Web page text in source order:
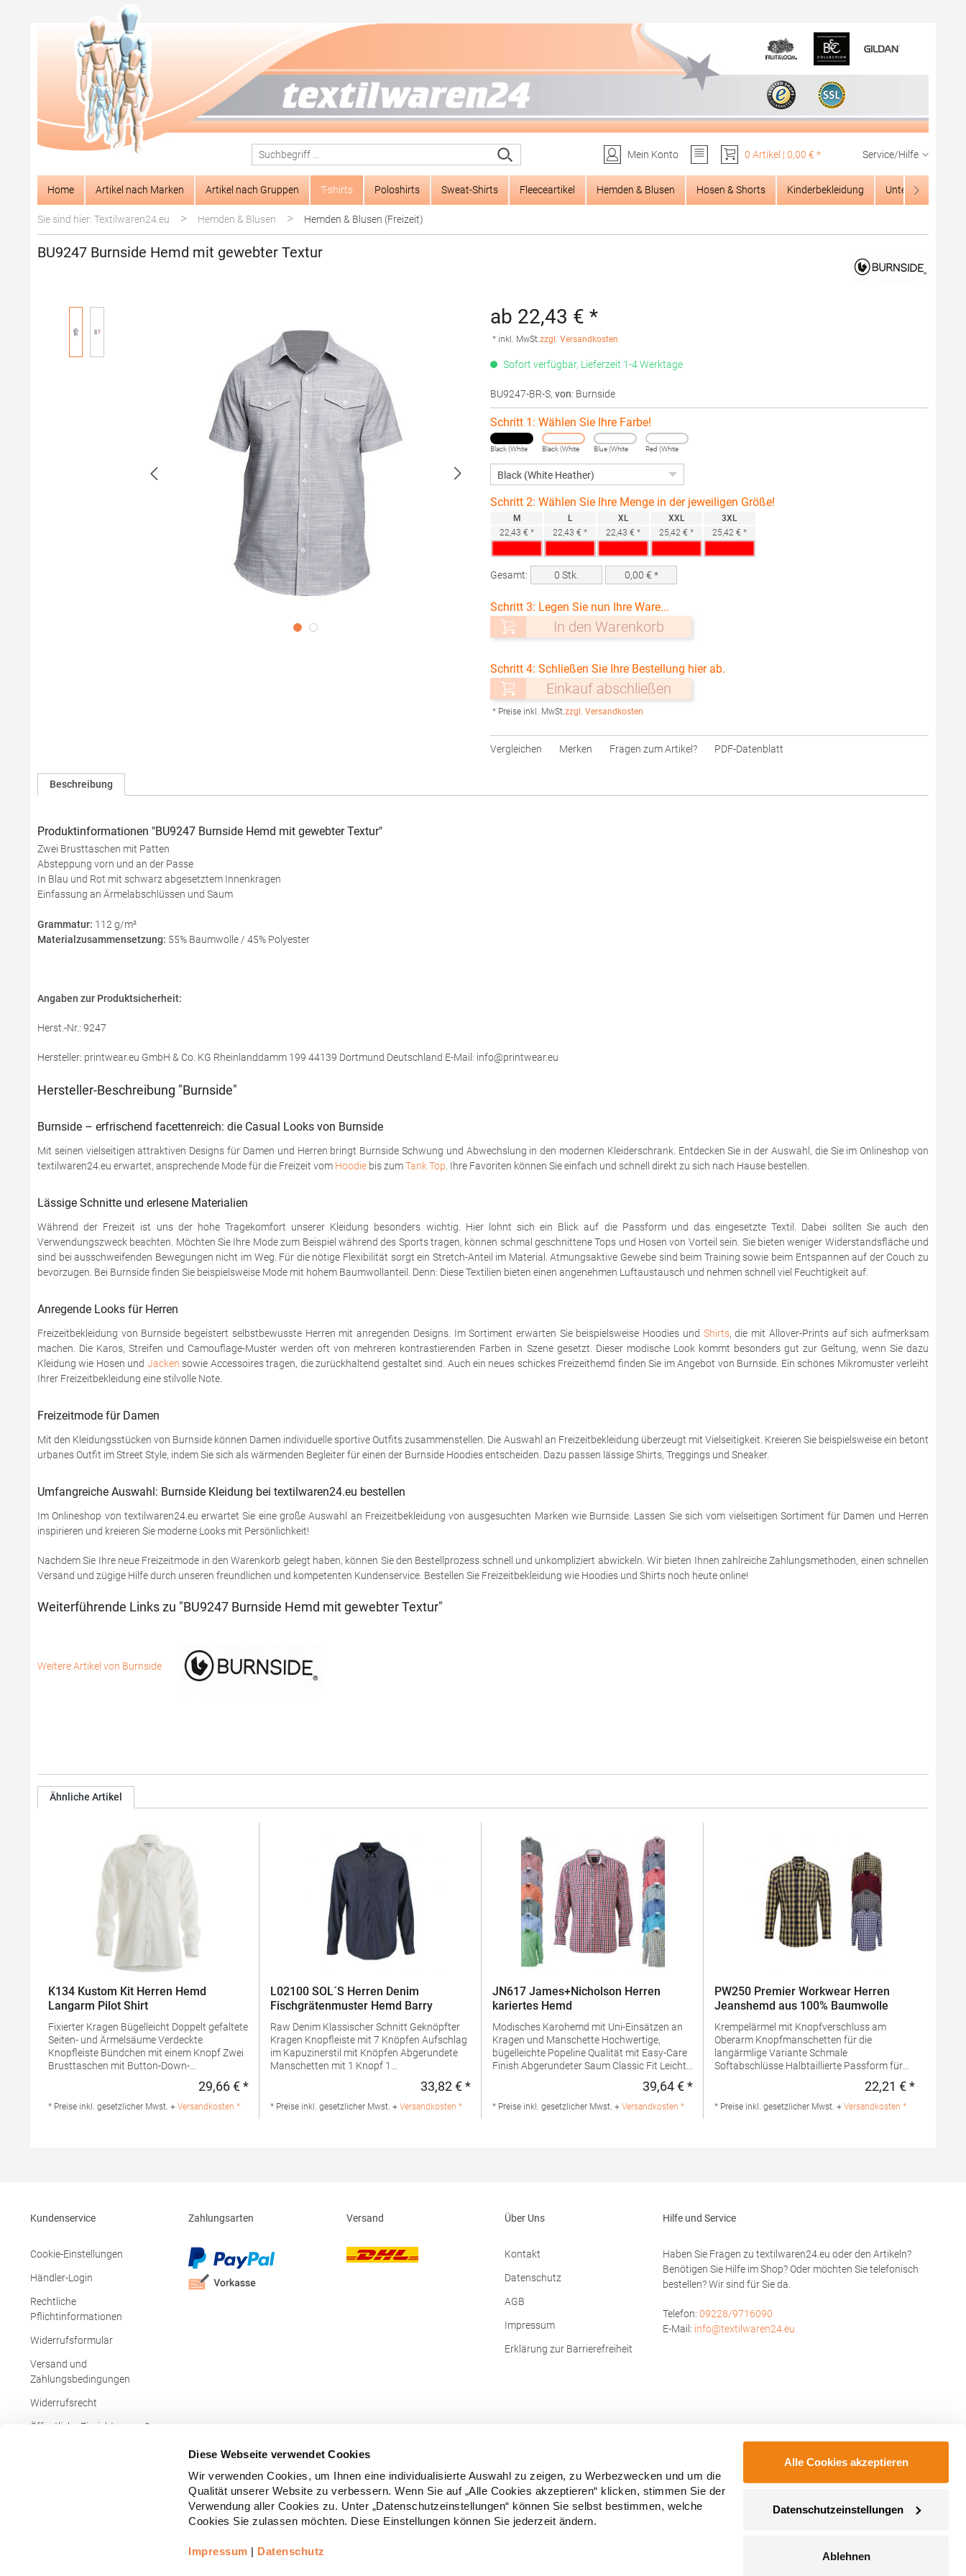
Diese Webseite verwendet Cookies
Wir verwenden Cookies, um Ihnen eine individualisierte Auswahl zu zeigen, zu Werbezwecken und um die
Qualität unserer Website zu verbessern. Wenn Sie auf „Alle Cookies akzeptieren“ klicken, stimmen Sie der
Verwendung aller Cookies zu. Unter „Datenschutzeinstellungen“ können Sie selbst bestimmen, welche
Cookies Sie zulassen möchten. Diese Einstellungen können Sie jederzeit ändern.
Impressum | Datenschutz
Alle Cookies akzeptieren
Datenschutzeinstellungen
Ablehnen
Zur Hauptnavigation springen
Mein Konto
0 Artikel | 0,00 € * Service/Hilfe
Home Artikel nach Marken Artikel nach Gruppen T-shirts Poloshirts Sweat-Shirts Fleeceartikel Hemden & Blusen Hosen & Shorts Kinderbekleidung Unterwäsche
Sie sind hier: Textilwaren24.eu > Hemden & Blusen > Hemden & Blusen (Freizeit)
BU9247 Burnside Hemd mit gewebter Textur
ab 22,43 € *
* inkl. MwSt.zzgl. Versandkosten
Sofort verfügbar, Lieferzeit 1-4 Werktage
BU9247-BR-S, von: Burnside
Schritt 1: Wählen Sie Ihre Farbe!
Black (White
Heather)
Black (White
Heather)
Blue (White
Heather)
Red (White
Heather)
Schritt 2: Wählen Sie Ihre Menge in der jeweiligen Größe!
M
22,43 € *
L
22,43 € *
XL
22,43 € *
XXL
25,42 € *
3XL
25,42 € *
Gesamt: 0 Stk. 0,00 € *
Schritt 3: Legen Sie nun Ihre Ware...
In den Warenkorb
Schritt 4: Schließen Sie Ihre Bestellung hier ab.
Einkauf abschließen
* Preise inkl. MwSt.zzgl. Versandkosten
Vergleichen Merken Fragen zum Artikel? PDF-Datenblatt
Beschreibung
Produktinformationen "BU9247 Burnside Hemd mit gewebter Textur"
Zwei Brusttaschen mit Patten
Absteppung vorn und an der Passe
In Blau und Rot mit schwarz abgesetztem Innenkragen
Einfassung an Ärmelabschlüssen und Saum
Grammatur: 112 g/m²
Materialzusammensetzung: 55% Baumwolle / 45% Polyester
Angaben zur Produktsicherheit:
Herst.-Nr.: 9247
Hersteller: printwear.eu GmbH & Co. KG Rheinlanddamm 199 44139 Dortmund Deutschland E-Mail: info@printwear.eu
Hersteller-Beschreibung "Burnside"
Burnside – erfrischend facettenreich: die Casual Looks von Burnside
Mit seinen vielseitigen attraktiven Designs für Damen und Herren bringt Burnside Schwung und Abwechslung in den modernen Kleiderschrank. Entdecken Sie in der Auswahl, die Sie im Onlineshop von
textilwaren24.eu erwartet, ansprechende Mode für die Freizeit vom Hoodie bis zumTank Top . Ihre Favoriten können Sie einfach und schnell direkt zu sich nach Hause bestellen.
Lässige Schnitte und erlesene Materialien
Während der Freizeit ist uns der hohe Tragekomfort unserer Kleidung besonders wichtig. Hier lohnt sich ein Blick auf die Passform und das eingesetzte Textil. Dabei sollten Sie auch den
Verwendungszweck beachten. Möchten Sie Ihre Mode zum Beispiel während des Sports tragen, können schmal geschnittene Tops und Hosen von Vorteil sein. Sie bieten weniger Widerstandsfläche und
sind bei ausschweifenden Bewegungen nicht im Weg. Für die nötige Flexibilität sorgt ein Stretch-Anteil im Material. Atmungsaktive Gewebe sind beim Training sowie beim Entspannen auf der Couch zu
bevorzugen. Bei Burnside finden Sie beispielsweise Mode mit hohem Baumwollanteil. Denn: Diese Textilien bieten einen angenehmen Luftaustausch und nehmen schnell viel Feuchtigkeit auf.
Anregende Looks für Herren
Freizeitbekleidung von Burnside begeistert selbstbewusste Herren mit anregenden Designs. Im Sortiment erwarten Sie beispielsweise Hoodies und Shirts, die mit Allover-Prints auf sich aufmerksam
machen. Die Karos, Streifen und Camouflage-Muster werden oft von mehreren kontrastierenden Farben in Szene gesetzt. Dieser modische Look kommt besonders gut zur Geltung, wenn Sie dazu
Kleidung wie Hosen und Jacken sowie Accessoires tragen, die zurückhaltend gestaltet sind. Auch ein neues schickes Freizeithemd finden Sie im Angebot von Burnside. Ein schönes Mikromuster verleiht
Ihrer Freizeitbekleidung eine stilvolle Note.
Freizeitmode für Damen
Mit den Kleidungsstücken von Burnside können Damen individuelle sportive Outfits zusammenstellen. Die Auswahl an Freizeitbekleidung überzeugt mit Vielseitigkeit. Kreieren Sie beispielsweise ein betont
urbanes Outfit im Street Style, indem Sie sich als wärmenden Begleiter für einen der Burnside Hoodies entscheiden. Dazu passen lässige Shirts, Treggings und Sneaker.
Umfangreiche Auswahl: Burnside Kleidung bei textilwaren24.eu bestellen
Im Onlineshop von textilwaren24.eu erwartet Sie eine große Auswahl an Freizeitbekleidung von ausgesuchten Marken wie Burnside. Lassen Sie sich vom vielseitigen Sortiment für Damen und Herren
inspirieren und kreieren Sie moderne Looks mit Persönlichkeit!
Nachdem Sie Ihre neue Freizeitmode in den Warenkorb gelegt haben, können Sie den Bestellprozess schnell und unkompliziert abwickeln. Wir bieten Ihnen zahlreiche Zahlungsmethoden, einen schnellen
Versand und zügige Hilfe durch unseren freundlichen und kompetenten Kundenservice. Bestellen Sie Freizeitbekleidung wie Hoodies und Shirts noch heute online!
Weiterführende Links zu "BU9247 Burnside Hemd mit gewebter Textur"
Weitere Artikel von Burnside
Ähnliche Artikel
K134 Kustom Kit Herren Hemd
Langarm Pilot Shirt
Fixierter Kragen Bügelleicht Doppelt gefaltete
Seiten- und Ärmelsäume Verdeckte
Knopfleiste Bündchen mit einem Knopf Zwei
Brusttaschen mit Button-Down-
und Ärmelöffnungen mit Einzelnaht Gerader
Regulärer Preis:
29,66 € *
* Preise inkl. gesetzlicher Mwst. + Versandkosten *
L02100 SOL´S Herren Denim
Fischgrätenmuster Hemd Barry
Raw Denim Klassischer Schnitt Geknöpfter
Kragen Knopfleiste mit 7 Knöpfen Aufschlag
im Kapuzinerstil mit Knöpfen Abgerundete
Manschetten mit 1 Knopf 1
g/m²Materialzusammensetzung: 100%
BaumwolleAngaben zur
Regulärer Preis:
33,82 € *
* Preise inkl. gesetzlicher Mwst. + Versandkosten *
JN617 James+Nicholson Herren
kariertes Hemd
Modisches Karohemd mit Uni-Einsätzen an
Kragen und Manschette Hochwertige,
bügelleichte Popeline Qualität mit Easy-Care
Finish Abgerundeter Saum Classic Fit Leicht
g/m²Materialzusammensetzung: 100%
Regulärer Preis:
39,64 € *
* Preise inkl. gesetzlicher Mwst. + Versandkosten *
PW250 Premier Workwear Herren
Jeanshemd aus 100% Baumwolle
Krempelärmel mit Knopfverschluss am
Oberarm Knopfmanschetten für die
langärmlige Variante Schmale
Softabschlüsse Halbtaillierte Passform für
Artikel für Damen: PR350Grammatur: 115
g/m²Materialzusammensetzung: 100%
Regulärer
22,21 € *
* Preise inkl. gesetzlicher Mwst. + Versandkosten *
Kundenservice
Cookie-Einstellungen
Händler-Login
Rechtliche
Pflichtinformationen
Widerrufsformular
Versand und
Zahlungsbedingungen
Widerrufsrecht
Öffentliche Einrichtungen &
Zahlungsarten Versand Über Uns
Kontakt
Datenschutz
AGB
Impressum
Erklärung zur Barrierefreiheit
Hilfe und Service
Haben Sie Fragen zu textilwaren24.eu oder den Artikeln?
Benötigen Sie Hilfe im Shop? Oder möchten Sie telefonisch
bestellen? Wir sind für Sie da.
Telefon: 09228/9716090
E-Mail: info@textilwaren24.eu